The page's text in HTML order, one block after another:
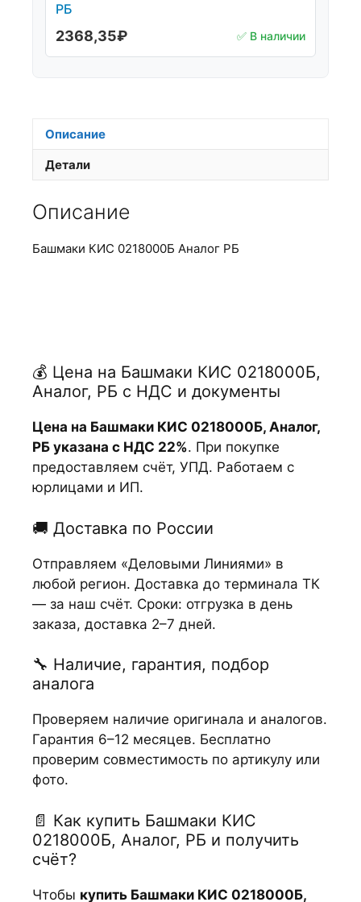
РБ
2368,35₽ ✅ В наличии
Описание
Детали
Описание
Башмаки КИС 0218000Б Аналог РБ
💰 Цена на Башмаки КИС 0218000Б,
Аналог, РБ с НДС и документы
Цена на Башмаки КИС 0218000Б, Аналог,
РБ указана с НДС 22%. При покупке
предоставляем счёт, УПД. Работаем с
юрлицами и ИП.
🚚 Доставка по России
Отправляем «Деловыми Линиями» в
любой регион. Доставка до терминала ТК
— за наш счёт. Сроки: отгрузка в день
заказа, доставка 2–7 дней.
🔧 Наличие, гарантия, подбор
аналога
Проверяем наличие оригинала и аналогов.
Гарантия 6–12 месяцев. Бесплатно
проверим совместимость по артикулу или
фото.
📄 Как купить Башмаки КИС
0218000Б, Аналог, РБ и получить
счёт?
Чтобы купить Башмаки КИС 0218000Б,